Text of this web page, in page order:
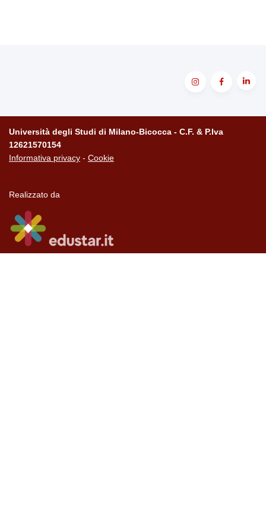
Università degli Studi di Milano-Bicocca - C.F. & P.Iva
12621570154
Informativa privacy - Cookie
Realizzato da